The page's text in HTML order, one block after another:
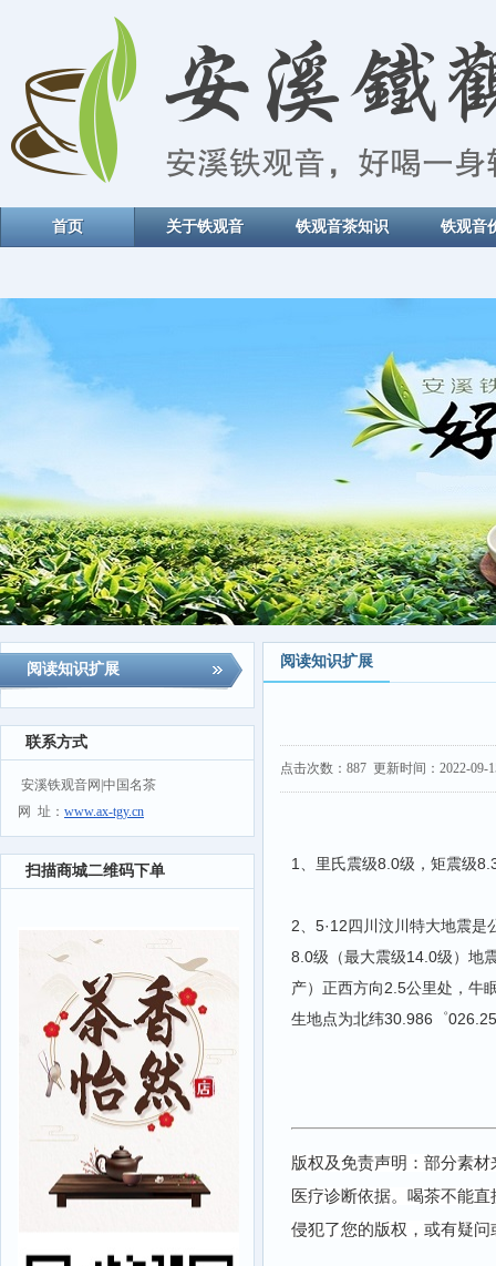
首页 关于铁观音 铁观音茶知识 铁观音
阅读知识扩展
联系方式
安溪铁观音网|中国名茶
网 址： www.ax-tgy.cn
扫描商城二维码下单
阅读知识扩展
点击次数： 887 更新时间：2022-09-
1、里氏震级8.0级，矩震级
2、5·12四川汶川特大地震
8.0级（最大震级14.0级）地
产）正西方向2.5公里处，牛
生地点为北纬30.986゜
版权及免责声明：部分素
医疗诊断依据。喝茶不能
侵犯了您的版权，或有疑